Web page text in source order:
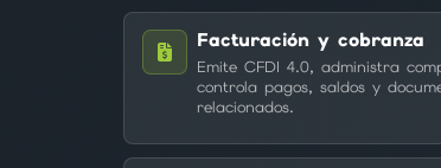
Facturación y cobranza
Emite CFDI 4.0, administra
controla pagos, saldos y
relacionados.